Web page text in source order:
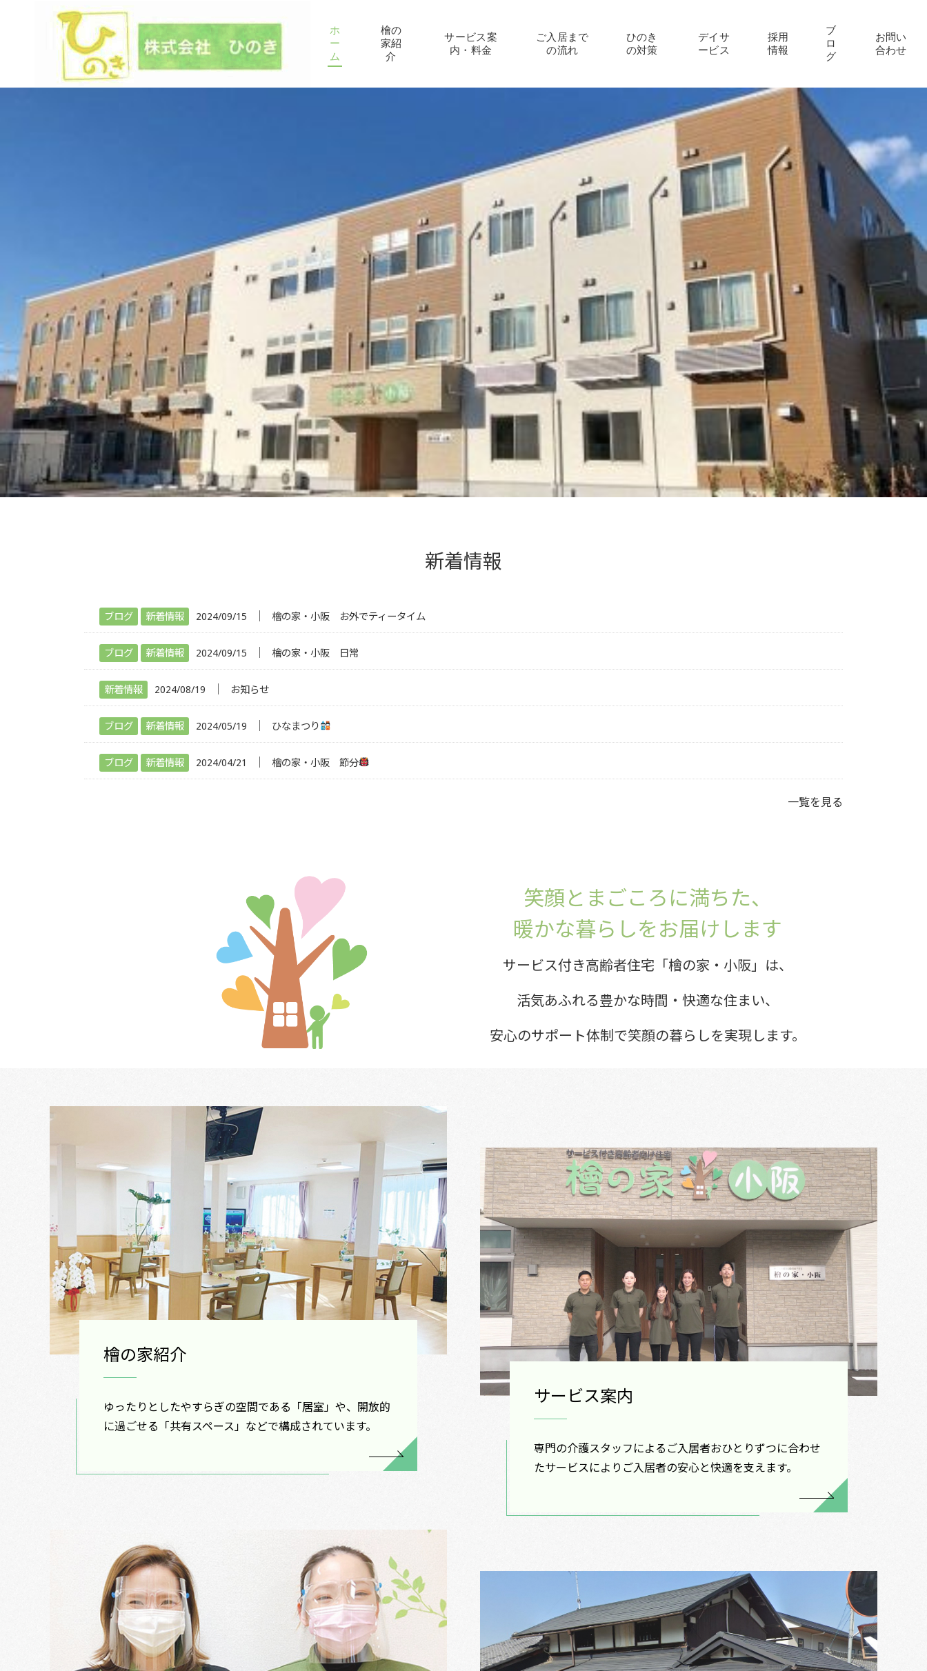
ホ
ー
ム
檜の
家紹
介
サービス案
内・料金
ご入居まで
の流れ
ひのき
の対策
デイサ
ービス
採用
情報
ブ
ロ
グ
お問い
合わせ
新着情報
ブログ 新着情報 2024/09/15 檜の家・小阪 お外でティータイム
ブログ 新着情報 2024/09/15 檜の家・小阪 日常
新着情報 2024/08/19 お知らせ
ブログ 新着情報 2024/05/19 ひなまつり
ブログ 新着情報 2024/04/21 檜の家・小阪 節分
一覧を見る
笑顔とまごころに満ちた、
暖かな暮らしをお届けします
サービス付き高齢者住宅「檜の家・小阪」は、
活気あふれる豊かな時間・快適な住まい、
安心のサポート体制で笑顔の暮らしを実現します。
檜の家紹介
ゆったりとしたやすらぎの空間である「居室」や、開放的
に過ごせる「共有スペース」などで構成されています。
サービス案内
専門の介護スタッフによるご入居者おひとりずつに合わせ
たサービスによりご入居者の安心と快適を支えます。